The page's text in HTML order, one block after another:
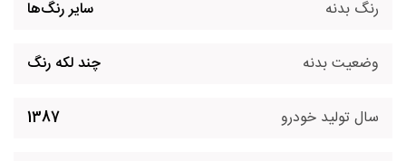
رنگ بدنه سایر رنگ‌ها
وضعیت بدنه چند لکه رنگ
سال تولید خودرو 1387